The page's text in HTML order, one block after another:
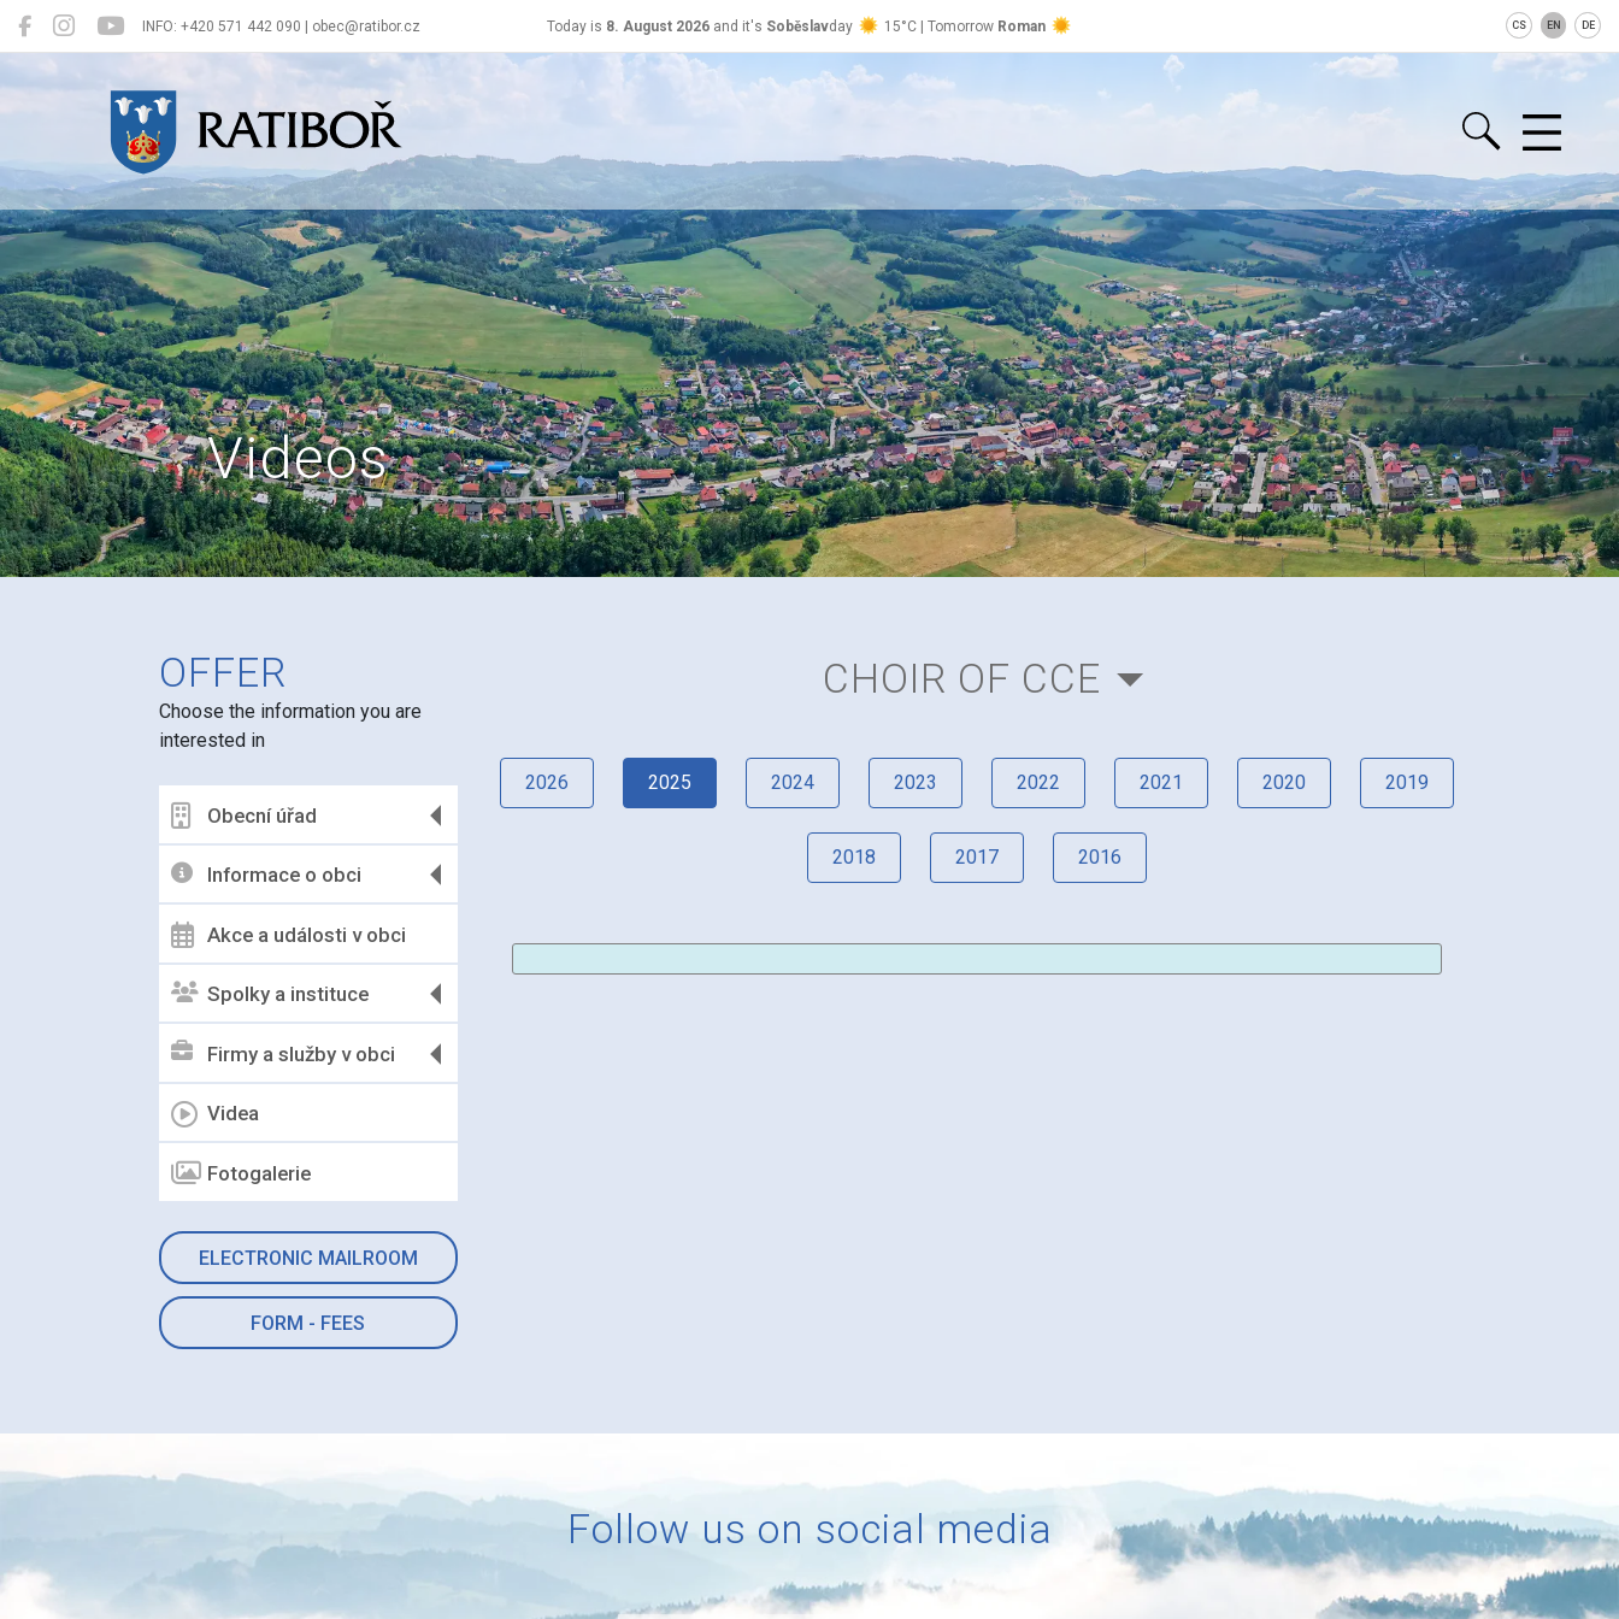
INFO: +420 571 442 090 | obec@ratibor.cz Today is 8. August 2026and it's Soběslavday 15°C | Tomorrow Roman
26°C
CS EN DE
Ratiboř
Videos
OFFER
Choose the information you are
interested in
Obecní úřad
Informace o obci
Akce a události v obci
Spolky a instituce
Firmy a služby v obci
Videa
Fotogalerie
ELECTRONIC MAILROOM
FORM - FEES
CHOIR OF CCE
2026 2025 2024 2023 2022 2021 2020 2019
2018 2017 2016
Follow us on social media